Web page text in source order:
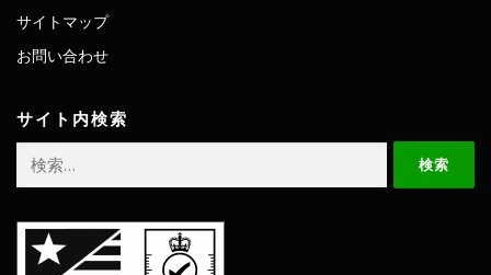
サイトマップ
お問い合わせ
サイト内検索
索: